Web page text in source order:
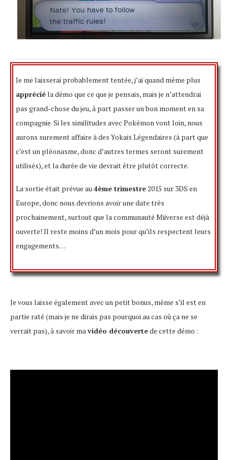
Je me laisserai probablement tentée, j’ai quand même plus
appréciéla démo que ce que je pensais, mais je n’attendrai
pas grand-chose du jeu, à part passer un bon moment en sa
compagnie. Si les similitudes avec Pokémon vont loin, nous
aurons surement affaire à des Yokais Légendaires (à part que
c’est un pléonasme, donc d’autres termes seront surement
utilisés), et la durée de vie devrait être plutôt correcte.
La sortie était prévue au4ème trimestre2015 sur 3DS en
Europe, donc nous devrions avoir une date très
prochainement, surtout que la communauté Miiverse est déjà
ouverte! Il reste moins d’un mois pour qu’ils respectent leurs
engagements…
Je vous laisse également avec un petit bonus, même s’il est en
partie raté (mais je ne dirais pas pourquoi au cas où ça ne se
verrait pas), à savoir mavidéo découvertede cette démo :